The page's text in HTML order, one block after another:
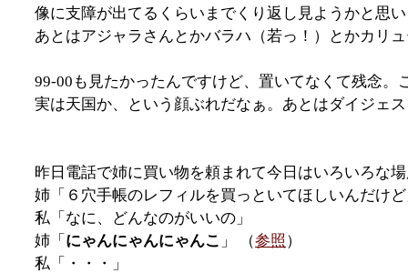
像に支障が出てるくらいまでくり返し見ようかと思
あとはアジャラさんとかバラハ（若っ！）とかカリ
99-00も見たかったんですけど、置いてなくて残念
実は天国か、という顔ぶれだなぁ。あとはダイジェ
昨日電話で姉に買い物を頼まれて今日はいろいろな
姉「６穴手帳のレフィルを買っといてほしいんだけ
私「なに、どんなのがいいの」
姉「 にゃんにゃんにゃんこ 」 （参照 ）
私「・・・」